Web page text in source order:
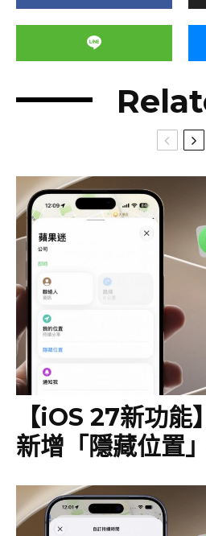
【iOS 27新功
新增「隱藏位置